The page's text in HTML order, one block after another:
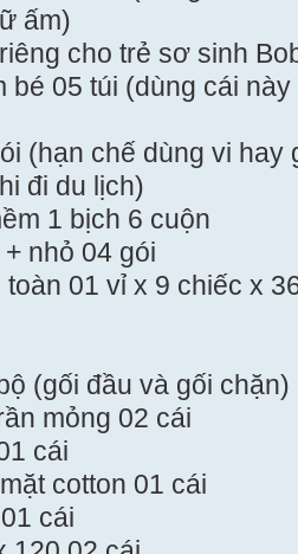
ấm)
cho trẻ sơ sinh
bé 05 túi (dùng cái
(hạn chế dùng vi hay
đi du lịch)
1 bịch 6 cuộn
nhỏ 04 gói
toàn 01 vỉ x 9 chiếc x
(gối đầu và gối chặn)
mỏng 02 cái
cái
cotton 01 cái
cái